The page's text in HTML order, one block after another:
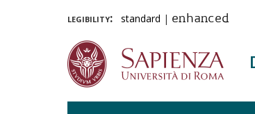
legibility: standard | enhanced